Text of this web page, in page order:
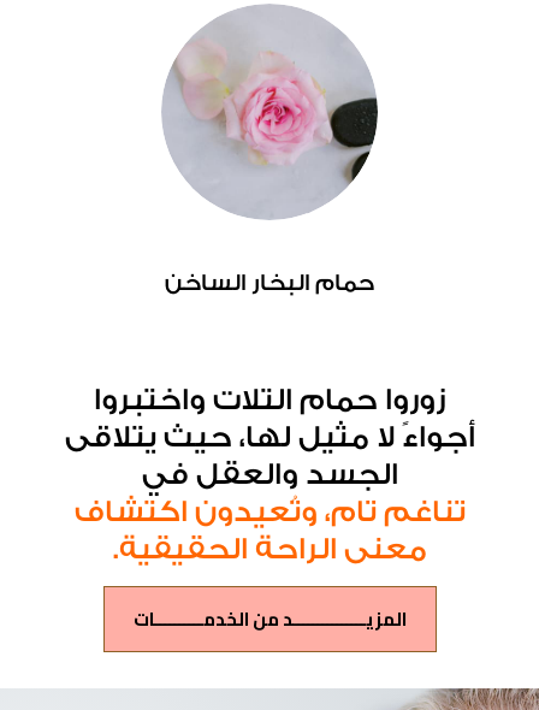
حمام البخار الساخن
زوروا حمام التلات واختبروا
أجواءً لا مثيل لها، حيث يتلاقى
الجسد والعقل في
تناغم تام، وتُعيدون اكتشاف
معنى الراحة الحقيقية.
المزيـــــــــــــــد من الخدمــــــــــات